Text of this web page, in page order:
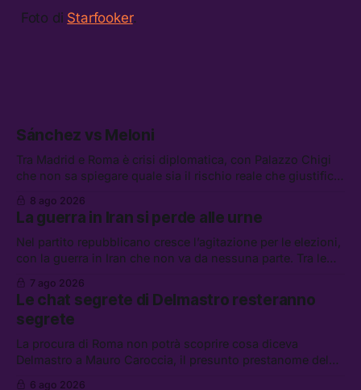
Foto di Starfooker.
Sánchez vs Meloni
Tra Madrid e Roma è crisi diplomatica, con Palazzo Chigi
che non sa spiegare quale sia il rischio reale che giustifica
di difesa tra Arabia Saudita, Pakistan e Turchia, la crisi del
carburante irregolare, e un altro caso di IA ribelle
8 ago 2026
La guerra in Iran si perde alle urne
Nel partito repubblicano cresce l’agitazione per le elezioni,
con la guerra in Iran che non va da nessuna parte. Tra le
lavoro, Schlein prova a mettere in sicurezza la coalizione, e
che cos’è lo “Spiralismo,” la religione degli agenti IA
7 ago 2026
Le chat segrete di Delmastro resteranno
segrete
La procura di Roma non potrà scoprire cosa diceva
Delmastro a Mauro Caroccia, il presunto prestanome del
6 ago 2026